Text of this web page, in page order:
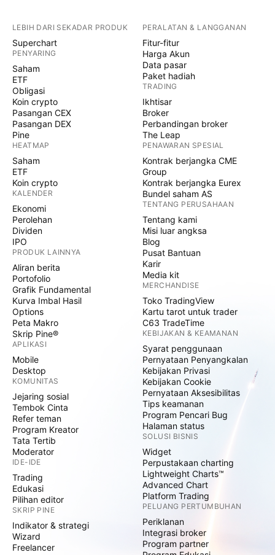
LEBIH DARI SEKADAR PRODUK
Superchart
PENYARING
Saham
ETF
Obligasi
Koin crypto
Pasangan CEX
Pasangan DEX
Pine
HEATMAP
Saham
ETF
Koin crypto
KALENDER
Ekonomi
Perolehan
Dividen
IPO
PRODUK LAINNYA
Aliran berita
Portofolio
Grafik Fundamental
Kurva Imbal Hasil
Options
Peta Makro
Skrip Pine®
APLIKASI
Mobile
Desktop
KOMUNITAS
Jejaring sosial
Tembok Cinta
Refer teman
Program Kreator
Tata Tertib
Moderator
IDE-IDE
Trading
Edukasi
Pilihan editor
SKRIP PINE
Indikator & strategi
Wizard
Freelancer
PERALATAN & LANGGANAN
Fitur-fitur
Harga Akun
Data pasar
Paket hadiah
TRADING
Ikhtisar
Broker
Perbandingan broker
The Leap
PENAWARAN SPESIAL
Kontrak berjangka CME
Group
Kontrak berjangka Eurex
Bundel saham AS
TENTANG PERUSAHAAN
Tentang kami
Misi luar angksa
Blog
Pusat Bantuan
Karir
Media kit
MERCHANDISE
Toko TradingView
Kartu tarot untuk trader
C63 TradeTime
KEBIJAKAN & KEAMANAN
Syarat penggunaan
Pernyataan Penyangkalan
Kebijakan Privasi
Kebijakan Cookie
Pernyataan Aksesibilitas
Tips keamanan
Program Pencari Bug
Halaman status
SOLUSI BISNIS
Widget
Perpustakaan charting
Lightweight Charts™
Advanced Chart
Platform Trading
PELUANG PERTUMBUHAN
Periklanan
Integrasi broker
Program partner